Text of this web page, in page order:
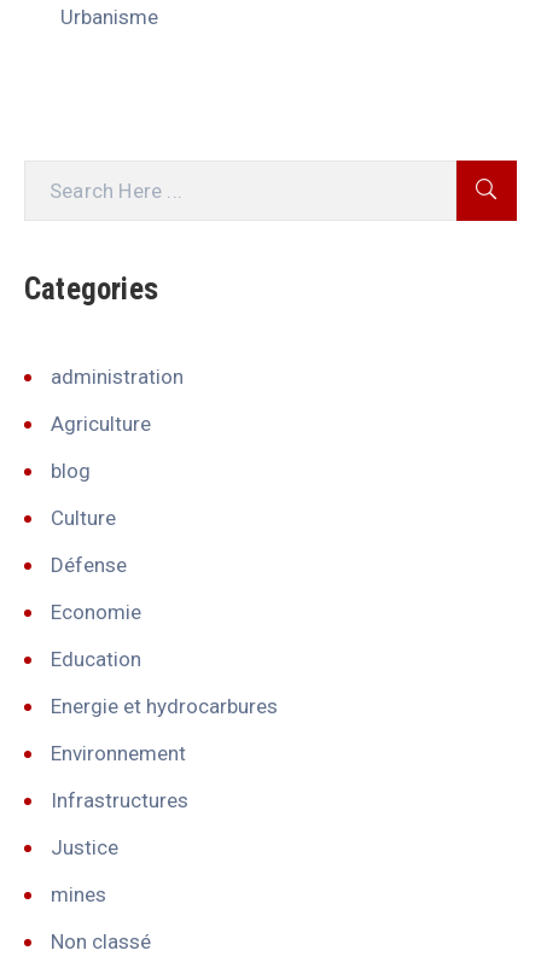
Urbanisme
Categories
administration
Agriculture
blog
Culture
Défense
Economie
Education
Energie et hydrocarbures
Environnement
Infrastructures
Justice
mines
Non classé